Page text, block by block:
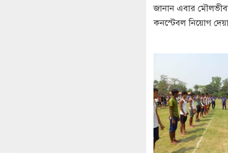
জানান এবার
কনস্টেবল নিয়োগ